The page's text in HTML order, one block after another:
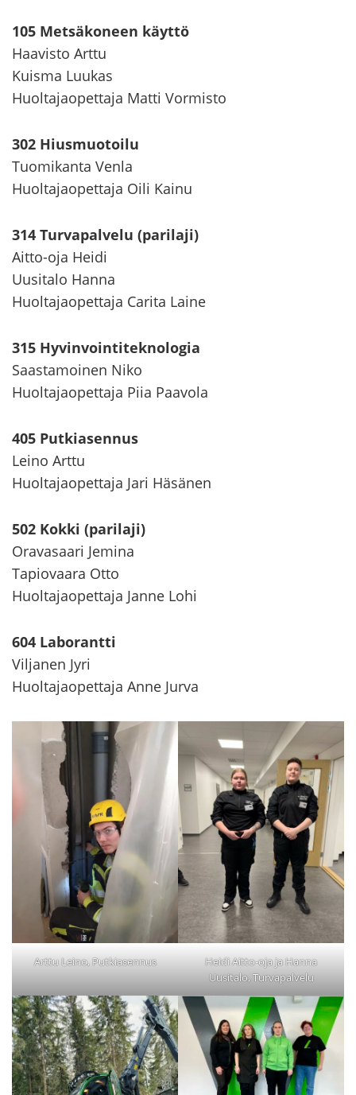
105 Met­sä­ko­neen käyt­tö
Haa­vis­to Arttu
Kuis­ma Luu­kas
Huol­ta­jao­pet­ta­ja Matti Vor­mis­to
302 Hius­muo­toi­lu
Tuo­mi­kan­ta Venla
Huol­ta­jao­pet­ta­ja Oili Kainu
314 Tur­va­pal­ve­lu (pa­ri­la­ji)
Aitto-​oja Heidi
Uusi­ta­lo Hanna
Huol­ta­jao­pet­ta­ja Ca­ri­ta Laine
315 Hy­vin­voin­ti­tek­no­lo­gia
Saas­ta­moi­nen Niko
Huol­ta­jao­pet­ta­ja Piia Paa­vo­la
405 Put­kia­sen­nus
Leino Arttu
Huol­ta­jao­pet­ta­ja Jari Hä­sä­nen
502 Kokki (pa­ri­la­ji)
Ora­va­saa­ri Je­mi­na
Ta­pio­vaa­ra Otto
Huol­ta­jao­pet­ta­ja Janne Lohi
604 La­bo­rant­ti
Vil­ja­nen Jyri
Huol­ta­jao­pet­ta­ja Anne Jurva
Arttu Leino, Putkiasennus
Heidi Aitto-oja ja Hanna
Uusitalo, Turvapalvelu